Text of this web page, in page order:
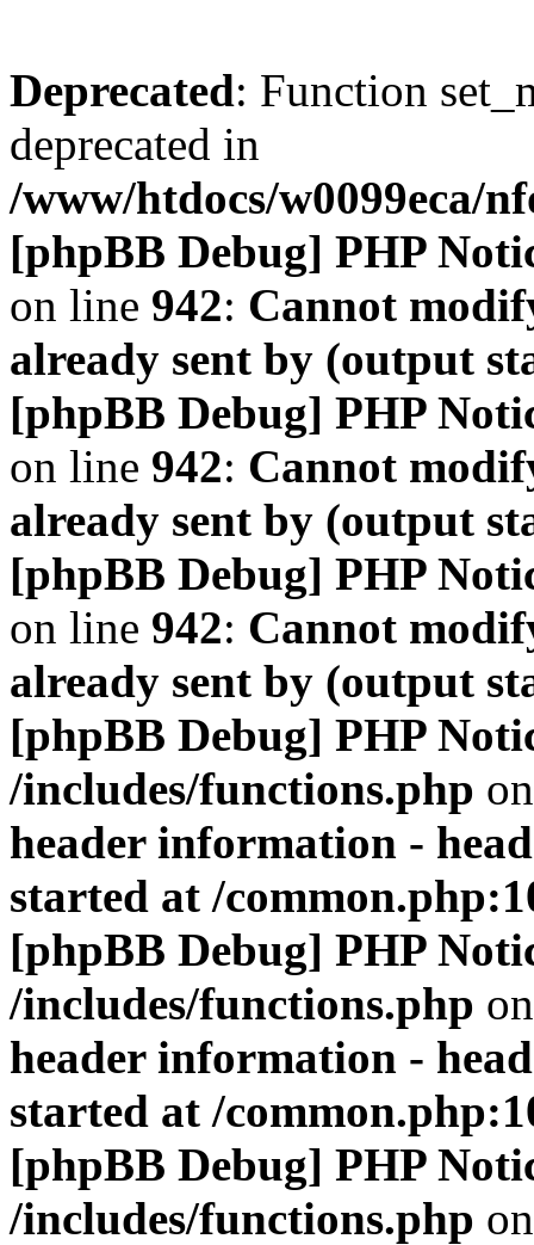
Deprecated: Function
deprecated in
/www/htdocs/w0099eca/
[phpBB Debug] PHP
on line 942: Cannot
already sent by (output
[phpBB Debug] PHP
on line 942: Cannot
already sent by (output
[phpBB Debug] PHP
on line 942: Cannot
already sent by (output
[phpBB Debug] PHP
/includes/functions.php
header information -
started at /
[phpBB Debug] PHP
/includes/functions.php
header information -
started at /
[phpBB Debug] PHP
/includes/functions.php